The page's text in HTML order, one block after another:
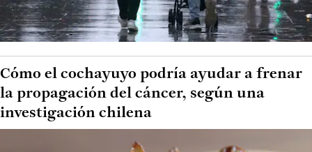
Cómo el cochayuyo podría ayudar a frenar
la propagación del cáncer, según una
investigación chilena